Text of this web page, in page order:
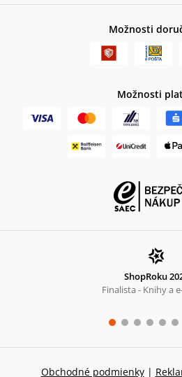
Možnosti
Možnosti
ShopRoku
Finalista - Knihy a
Obchodné podmienky |